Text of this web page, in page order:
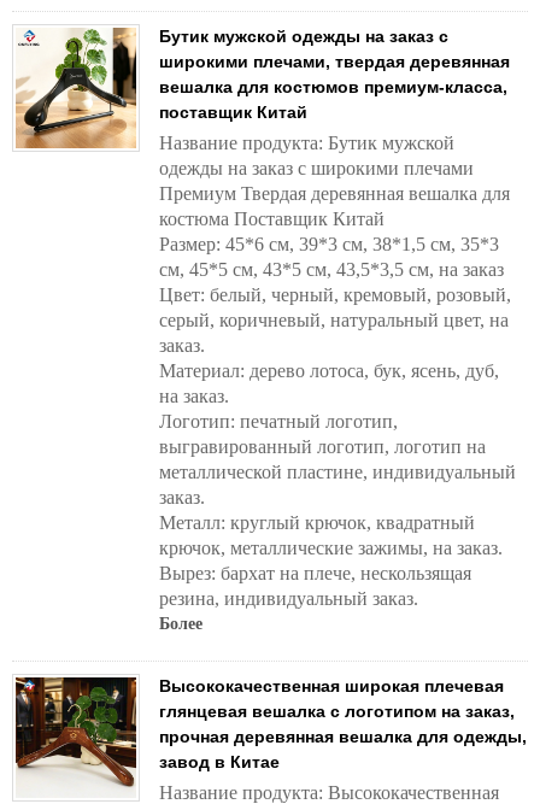
Бутик мужской одежды на заказ с
широкими плечами, твердая деревянная
вешалка для костюмов премиум-класса,
поставщик Китай
Название продукта: Бутик мужской
одежды на заказ с широкими плечами
Премиум Твердая деревянная вешалка для
костюма Поставщик Китай
Размер: 45*6 см, 39*3 см, 38*1,5 см, 35*3
см, 45*5 см, 43*5 см, 43,5*3,5 см, на заказ
Цвет: белый, черный, кремовый, розовый,
серый, коричневый, натуральный цвет, на
заказ.
Материал: дерево лотоса, бук, ясень, дуб,
на заказ.
Логотип: печатный логотип,
выгравированный логотип, логотип на
металлической пластине, индивидуальный
заказ.
Металл: круглый крючок, квадратный
крючок, металлические зажимы, на заказ.
Вырез: бархат на плече, нескользящая
резина, индивидуальный заказ.
Более
Высококачественная широкая плечевая
глянцевая вешалка с логотипом на заказ,
прочная деревянная вешалка для одежды,
завод в Китае
Название продукта: Высококачественная